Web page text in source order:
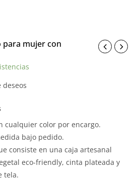
mujer con
cualquier color por encargo.
bajo pedido.
consiste en una caja artesanal
eco-friendly, cinta plateada y
tela.